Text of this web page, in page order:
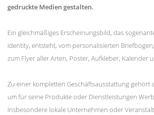
gedruckte Medien gestalten.
Ein gleichmäßiges Erscheinungsbild, das
Identity, entsteht, vom personalisierten
zum Flyer aller Arten, Poster, Aufkleber, Kalender
Zu einer kompletten Geschäftsausstattung gehört
um für seine Produkte oder Dienstleistungen
Insbesondere lokale Unternehmen oder